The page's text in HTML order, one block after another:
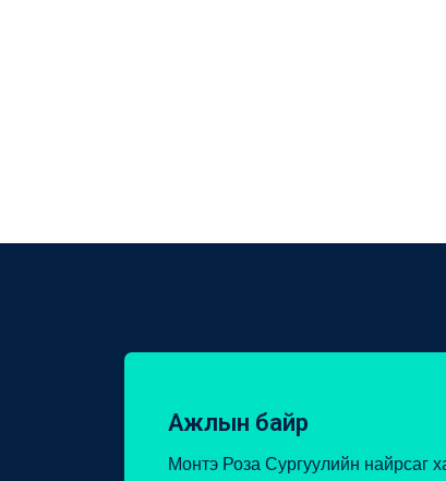
Ажлын байр
Монтэ Роза Сургуулийн найрсаг